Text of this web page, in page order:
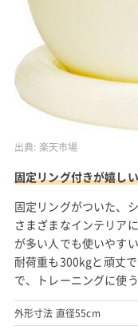
出典: 楽天市場
固定リング付きが嬉し
固定リングがついた、
さまざまなインテリア
が多い人でも使いやすい
耐荷重も300kgと頑丈
で、トレーニングに使
外形寸法 直径55cm